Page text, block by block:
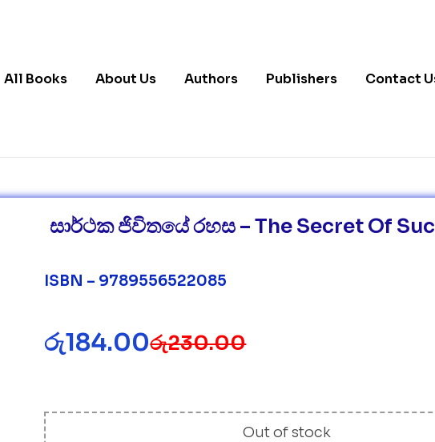
All Books About Us Authors Publishers Contact
සාර්ථක ජිවිතයේ රහස – The Secret Of
ISBN – 9789556522085
රු230.00
රු184.00
Out of stock